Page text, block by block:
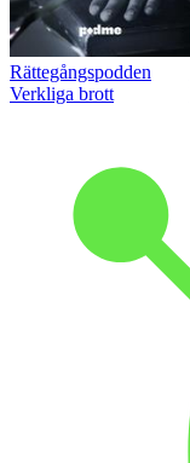
Rättegångspodden
Verkliga brott